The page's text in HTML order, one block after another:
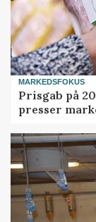
MARKEDSFOKUS
Prisgab på
presser